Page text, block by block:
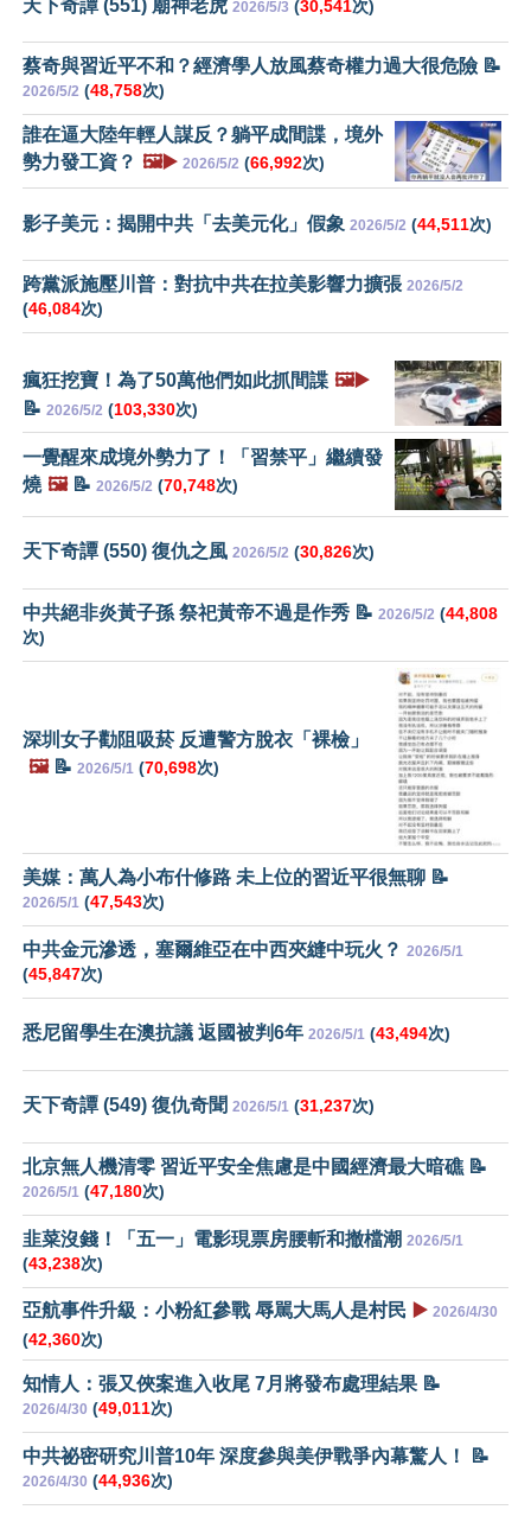
天下奇譚 (551) 廟神老虎 2026/5/3 (30,541次)
蔡奇與習近平不和？經濟學人放風蔡奇權力過大很危險 📝
2026/5/2 (48,758次)
誰在逼大陸年輕人謀反？躺平成間諜，境外
勢力發工資？ 🖼️▶️ 2026/5/2 (66,992次)
影子美元：揭開中共「去美元化」假象 2026/5/2 (44,511次)
跨黨派施壓川普：對抗中共在拉美影響力擴張 2026/5/2
(46,084次)
瘋狂挖寶！為了50萬他們如此抓間諜 🖼️▶️
📝 2026/5/2 (103,330次)
一覺醒來成境外勢力了！「習禁平」繼續發
燒 🖼️📝 2026/5/2 (70,748次)
天下奇譚 (550) 復仇之風 2026/5/2 (30,826次)
中共絕非炎黃子孫 祭祀黃帝不過是作秀 📝 2026/5/2 (44,808
次)
深圳女子勸阻吸菸 反遭警方脫衣「裸檢」
🖼️📝 2026/5/1 (70,698次)
美媒：萬人為小布什修路 未上位的習近平很無聊 📝
2026/5/1 (47,543次)
中共金元滲透，塞爾維亞在中西夾縫中玩火？ 2026/5/1
(45,847次)
悉尼留學生在澳抗議 返國被判6年 2026/5/1 (43,494次)
天下奇譚 (549) 復仇奇聞 2026/5/1 (31,237次)
北京無人機清零 習近平安全焦慮是中國經濟最大暗礁 📝
2026/5/1 (47,180次)
韭菜沒錢！「五一」電影現票房腰斬和撤檔潮 2026/5/1
(43,238次)
亞航事件升級：小粉紅參戰 辱駡大馬人是村民 ▶️ 2026/4/30
(42,360次)
知情人：張又俠案進入收尾 7月將發布處理結果 📝
2026/4/30 (49,011次)
中共祕密研究川普10年 深度參與美伊戰爭內幕驚人！ 📝
2026/4/30 (44,936次)